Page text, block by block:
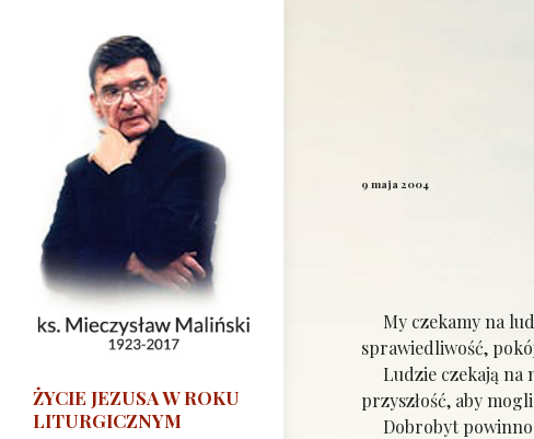
ŻYCIE JEZUSA W ROKU
LITURGICZNYM
9 maja 2004
My czekamy na
sprawiedliwość,
Ludzie czekają na
przyszłość, aby
Dobrobyt powinno